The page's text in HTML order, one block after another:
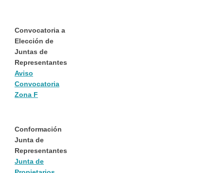
Convocatoria a
Elección de
Juntas de
Representantes
Aviso
Convocatoria
Zona F
Conformación
Junta de
Representantes
Junta de